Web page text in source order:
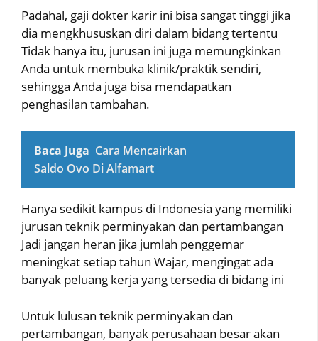
Padahal, gaji dokter karir ini bisa sangat tinggi jika
dia mengkhususkan diri dalam bidang tertentu
Tidak hanya itu, jurusan ini juga memungkinkan
Anda untuk membuka klinik/praktik sendiri,
sehingga Anda juga bisa mendapatkan
penghasilan tambahan.
Baca Juga Cara Mencairkan
Saldo Ovo Di Alfamart
Hanya sedikit kampus di Indonesia yang memiliki
jurusan teknik perminyakan dan pertambangan
Jadi jangan heran jika jumlah penggemar
meningkat setiap tahun Wajar, mengingat ada
banyak peluang kerja yang tersedia di bidang ini
Untuk lulusan teknik perminyakan dan
pertambangan, banyak perusahaan besar akan